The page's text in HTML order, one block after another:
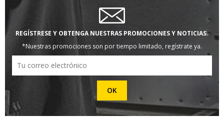
REGÍSTRESE Y OBTENGA NUESTRAS PROMOCIONES Y NOTICIAS.
*Nuestras promociones son por tiempo limitado, regístrate ya.